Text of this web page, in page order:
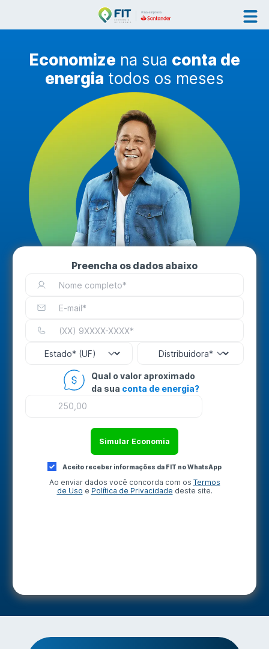
Economize na sua conta de
energia todos os meses
Preencha os dados abaixo
Qual o valor aproximado
da sua conta de energia?
Simular Economia
Aceito receber informações da FIT no WhatsApp
Ao enviar dados você concorda com os Termos
de Uso e Política de Privacidade deste site.